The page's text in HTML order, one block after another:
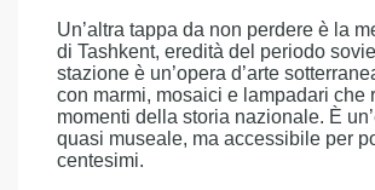
Un’altra tappa da non perdere è la
di Tashkent, eredità del periodo
stazione è un’opera d’arte
con marmi, mosaici e lampadari che
momenti della storia nazionale. È
quasi museale, ma accessibile per
centesimi.